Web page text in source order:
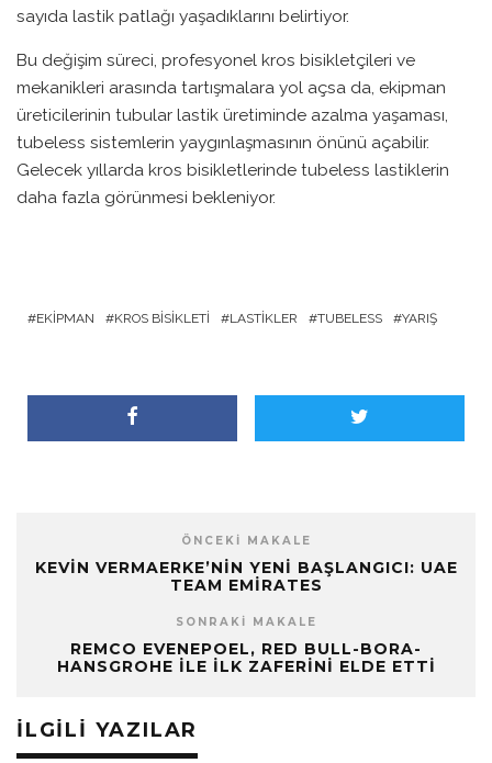
sayıda lastik patlağı yaşadıklarını belirtiyor.
Bu değişim süreci, profesyonel kros bisikletçileri ve
mekanikleri arasında tartışmalara yol açsa da, ekipman
üreticilerinin tubular lastik üretiminde azalma yaşaması,
tubeless sistemlerin yaygınlaşmasının önünü açabilir.
Gelecek yıllarda kros bisikletlerinde tubeless lastiklerin
daha fazla görünmesi bekleniyor.
EKIPMAN KROS BISIKLETI LASTIKLER TUBELESS YARIŞ
ÖNCEKI MAKALE
KEVIN VERMAERKE’NIN YENI BAŞLANGICI: UAE
TEAM EMIRATES
SONRAKI MAKALE
REMCO EVENEPOEL, RED BULL-BORA-
HANSGROHE ILE İLK ZAFERINI ELDE ETTI
İLGILI YAZILAR